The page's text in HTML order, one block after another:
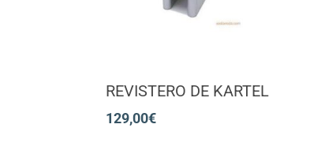
REVISTERO DE KARTEL
129,00€